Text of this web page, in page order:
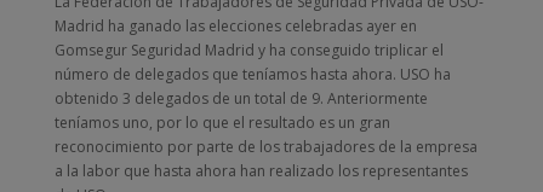
Madrid ha ganado las elecciones celebradas ayer en
Gomsegur Seguridad Madrid y ha conseguido triplicar el
número de delegados que teníamos hasta ahora. USO ha
obtenido 3 delegados de un total de 9. Anteriormente
teníamos uno, por lo que el resultado es un gran
reconocimiento por parte de los trabajadores de la empresa
a la labor que hasta ahora han realizado los representantes